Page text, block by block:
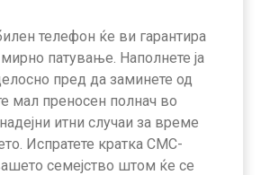
телефон ќе ви гарантира
патување. Наполнете ја
пред да заминете од
мал преносен полнач во
итни случаи за време
Испратете кратка СМС-
семејство штом ќе се